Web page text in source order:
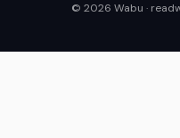
© 2026 Wabu ·